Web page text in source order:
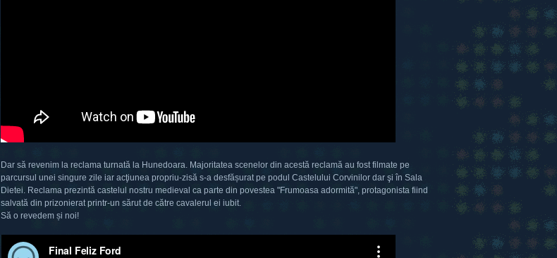
Dar să revenim la reclama turnată la Hunedoara. Majoritatea scenelor din acestă reclamă au fost filmate pe
parcursul unei singure zile iar acţiunea propriu-zisă s-a desfășurat pe podul Castelului Corvinilor dar şi în Sala
Dietei. Reclama prezintă castelul nostru medieval ca parte din povestea "Frumoasa adormită", protagonista fiind
salvată din prizonierat printr-un sărut de către cavalerul ei iubit.
Să o revedem și noi!